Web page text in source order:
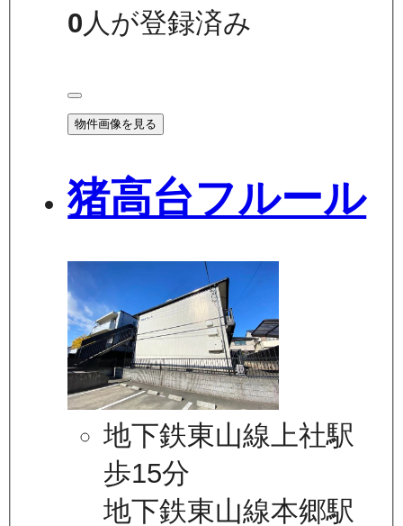
0 人が登録済み
物件画像を見る
猪高台フルール
地下鉄東山線上社駅
歩15分
地下鉄東山線本郷駅